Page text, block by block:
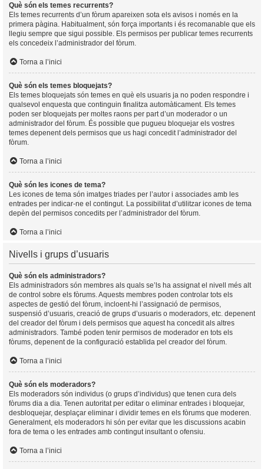
Què són els temes recurrents?
Els temes recurrents d’un fòrum apareixen sota els avisos i només en la
primera pàgina. Habitualment, són força importants i és recomanable que els
llegiu sempre que sigui possible. Els permisos per publicar temes recurrents
els concedeix l’administrador del fòrum.
Torna a l’inici
Què són els temes bloquejats?
Els temes bloquejats són temes en què els usuaris ja no poden respondre i
qualsevol enquesta que continguin finalitza automàticament. Els temes
poden ser bloquejats per moltes raons per part d’un moderador o un
administrador del fòrum. És possible que pugueu bloquejar els vostres
temes depenent dels permisos que us hagi concedit l’administrador del
fòrum.
Torna a l’inici
Què són les icones de tema?
Les icones de tema són imatges triades per l’autor i associades amb les
entrades per indicar-ne el contingut. La possibilitat d’utilitzar icones de tema
depèn del permisos concedits per l’administrador del fòrum.
Torna a l’inici
Nivells i grups d’usuaris
Què són els administradors?
Els administradors són membres als quals se’ls ha assignat el nivell més alt
de control sobre els fòrums. Aquests membres poden controlar tots els
aspectes de gestió del fòrum, incloent-hi l’assignació de permisos,
suspensió d’usuaris, creació de grups d’usuaris o moderadors, etc. depenent
del creador del fòrum i dels permisos que aquest ha concedit als altres
administradors. També poden tenir permisos de moderador en tots els
fòrums, depenent de la configuració establida pel creador del fòrum.
Torna a l’inici
Què són els moderadors?
Els moderadors són individus (o grups d’individus) que tenen cura dels
fòrums dia a dia. Tenen autoritat per editar o eliminar entrades i bloquejar,
desbloquejar, desplaçar eliminar i dividir temes en els fòrums que moderen.
Generalment, els moderadors hi són per evitar que les discussions acabin
fora de tema o les entrades amb contingut insultant o ofensiu.
Torna a l’inici